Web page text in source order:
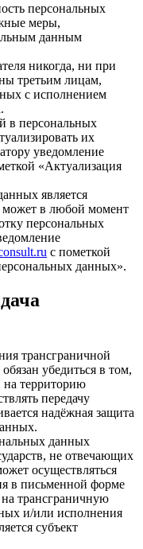
персональных
меры,
данным
никогда, ни при
третьим лицам,
с исполнением
в персональных
их
уведомление
«Актуализация
является
может в любой момент
персональных
с пометкой
данных».
трансграничной
убедиться в том,
на территорию
передачу
надёжная защита
данных
не отвечающих
осуществляться
в письменной форме
трансграничную
и/или исполнения
субъект